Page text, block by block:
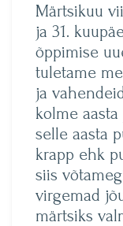
Märtsikuu
ja 31.
õppimise
tuletame
ja
kolme
selle aasta
krapp ehk
siis
virgemad
märtsiks